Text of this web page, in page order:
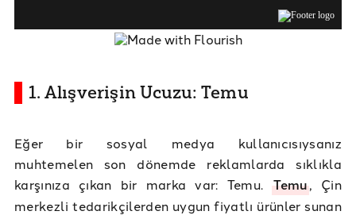
1. Alışverişin Ucuzu: Temu
Eğer bir sosyal medya kullanıcısıysanız
muhtemelen son dönemde reklamlarda sıklıkla
karşınıza çıkan bir marka var: Temu.Temu, Çin
merkezli tedarikçilerden uygun fiyatlı ürünler sunan